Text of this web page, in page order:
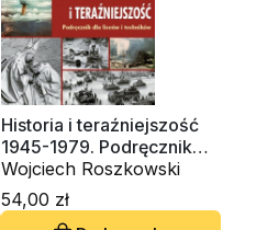
Historia i teraźniejszość
1945-1979. Podręcznik
dla klasy 1 liceum i
technikum
Wojciech Roszkowski
54,00 zł